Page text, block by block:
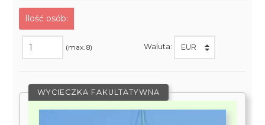
Ilość osób:
(max. 8) Waluta:
WYCIECZKA FAKULTATYWNA